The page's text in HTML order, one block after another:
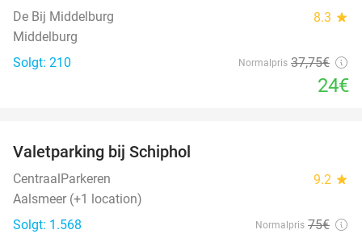
De Bij Middelburg 8.3 star
Middelburg
Solgt: 210
Normalpris 37,75€
24€
Valetparking bij Schiphol
CentraalParkeren 9.2 star
Aalsmeer (+1 location)
Solgt: 1.568
Normalpris 75€